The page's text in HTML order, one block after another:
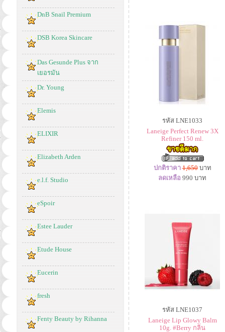
DnB Snail Premium
DSB Korea Skincare
Das Gesunde Plus จาก
เยอรมัน
Dr. Young
Elemis
ELIXIR
Elizabeth Arden
e.l.f. Studio
eSpoir
Estee Lauder
Etude House
Eucerin
fresh
Fenty Beauty by Rihanna
รหัส LNE1033
Laneige Perfect Renew 3X
Refiner 150 ml.
ปกติราคา 1,650บาท
ลดเหลือ 990 บาท
รหัส LNE1037
Laneige Lip Glowy Balm
10g. #Berry กลิ่น